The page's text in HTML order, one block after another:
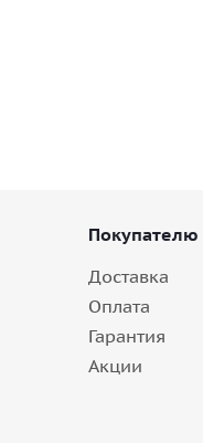
Покупателю
Доставка
Оплата
Гарантия
Акции